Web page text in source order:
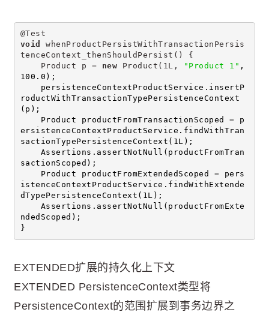
@Test
void
whenProductPersistWithTransactionPersis
tenceContext_thenShouldPersist() {
Product p = new Product(1L, "Product 1" ,
100.0);
persistenceContextProductService.insertP
roductWithTransactionTypePersistenceContext
(p);
Product productFromTransactionScoped = p
ersistenceContextProductService.findWithTran
sactionTypePersistenceContext(1L);
Assertions.assertNotNull(productFromTran
sactionScoped);
Product productFromExtendedScoped = pers
istenceContextProductService.findWithExtende
dTypePersistenceContext(1L);
Assertions.assertNotNull(productFromExte
ndedScoped);
}
EXTENDED扩展的持久化上下文
EXTENDED PersistenceContext类型将
PersistenceContext的范围扩展到事务边界之